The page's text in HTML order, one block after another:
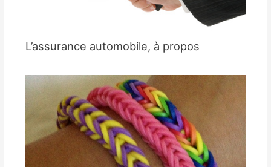
L’assurance automobile, à propos